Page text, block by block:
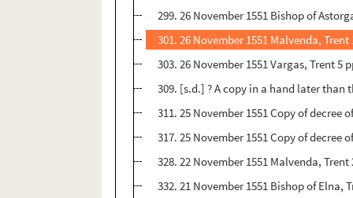
299. 26 November 1551 Bishop of
301. 26 November 1551 Malvenda,
303. 26 November 1551 Vargas, Trent 5
309. [s.d.] ? A copy in a hand later
311. 25 November 1551 Copy of
317. 25 November 1551 Copy of
328. 22 November 1551 Malvenda,
332. 21 November 1551 Bishop of Elna,